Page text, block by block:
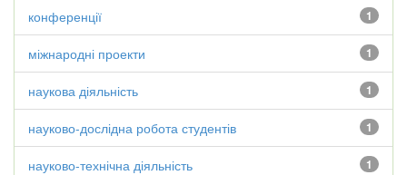
1
конференції
1
міжнародні проекти
1
наукова діяльність
1
науково-дослідна робота студентів
1
науково-технічна діяльність